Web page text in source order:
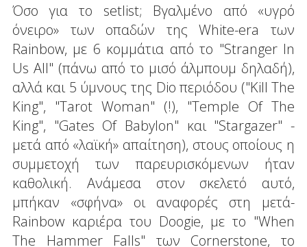
Όσο για το setlist; Βγαλμένο από «υγρό
όνειρο» των οπαδών της White-era των
Rainbow, με 6 κομμάτια από το "Stranger In
Us All" (πάνω από το μισό άλμπουμ δηλαδή),
αλλά και 5 ύμνους της Dio περιόδου ("Kill The
King", "Tarot Woman" (!), "Temple Of The
King", "Gates Of Babylon" και "Stargazer" -
μετά από «λαϊκή» απαίτηση), στους οποίους η
συμμετοχή των παρευρισκόμενων ήταν
καθολική. Ανάμεσα στον σκελετό αυτό,
μπήκαν «σφήνα» οι αναφορές στη μετά-
Rainbow καριέρα του Doogie, με το "When
The Hammer Falls" των Cornerstone, το